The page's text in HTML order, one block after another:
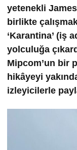
yetenekli
birlikte
‘Karantina’ (iş
yolculuğa
Mipcom’un bir
hikâyeyi
izleyicilerle